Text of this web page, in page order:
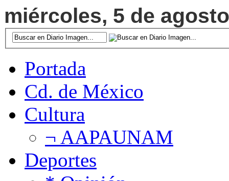
miércoles, 5 de
Portada
Cd. de México
Cultura
¬ AAPAUNAM
Deportes